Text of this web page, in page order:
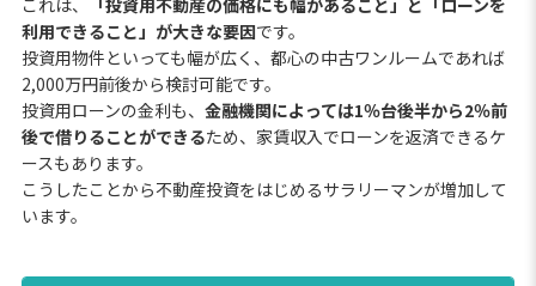
利用できること」が大きな要因です。
投資用物件といっても幅が広く、都心の中古ワンルームであれば
2,000万円前後から検討可能です。
投資用ローンの金利も、 金融機関によっては1％台後半から2％前
後で借りることができるため、家賃収入でローンを返済できるケ
ースもあります。
こうしたことから不動産投資をはじめるサラリーマンが増加して
います。